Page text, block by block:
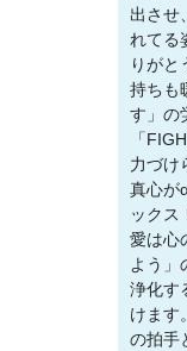
出させ
れてる
りがと
持ちも
す」の
「
力づけ
真心が
ックス
愛は心
よう」
浄化す
けます
の拍手